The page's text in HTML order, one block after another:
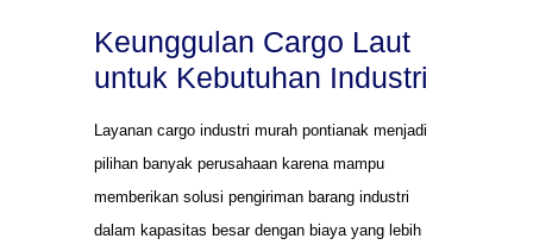
Keunggulan Cargo Laut
untuk Kebutuhan Industri
Layanan cargo industri murah pontianak menjadi
pilihan banyak perusahaan karena mampu
memberikan solusi pengiriman barang industri
dalam kapasitas besar dengan biaya yang lebih